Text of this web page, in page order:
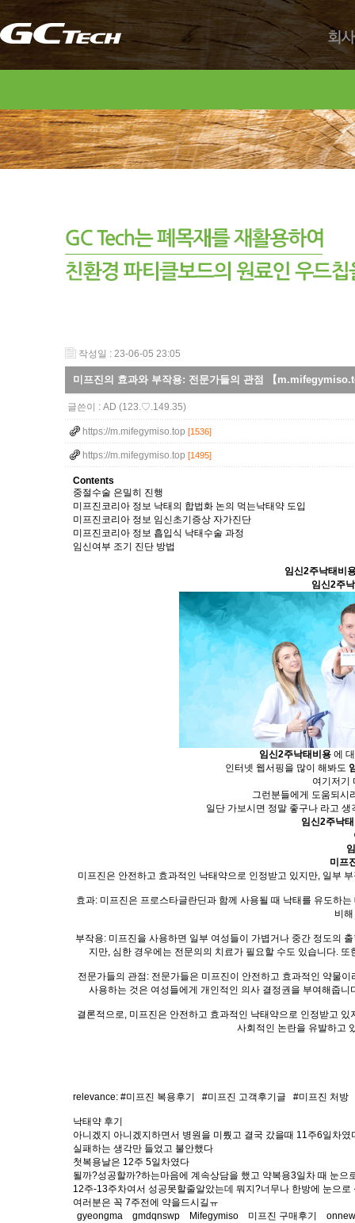
회사
작성일 : 23-06-05 23:05
미프진의 효과와 부작용: 전문가들의 관점 【
글쓴이 : AD (123.♡.149.35)
https://m.mifegymiso.top [1536]
https://m.mifegymiso.top [1495]
Contents
중절수술 은밀히 진행
미프진코리아 정보 낙태의 합법화 논의 먹는낙태약 도입
미프진코리아 정보 임신초기증상 자가진단
미프진코리아 정보 흡입식 낙태수술 과정
임신여부 조기 진단 방법
임신2주낙태비
임신2주
임신2주낙태비용에 대
인터넷 웹서핑을 많이 해봐도
여기저기
그런분들에게 도움되시
일단 가보시면 정말 좋구나 라고
임신2주낙
미프
미프진은 안전하고 효과적인 낙태약으로 인정받고 있지만, 일부
효과: 미프진은 프로스타글란딘과 함께 사용될 때 낙태를 유도하
비
부작용: 미프진을 사용하면 일부 여성들이 가볍거나 중간 정도의
지만, 심한 경우에는 전문의의 치료가 필요할 수도 있습니다.
전문가들의 관점: 전문가들은 미프진이 안전하고 효과적인 약물
사용하는 것은 여성들에게 개인적인 의사 결정권을 부여해줍
결론적으로, 미프진은 안전하고 효과적인 낙태약으로 인정받고
사회적인 논란을 유발하고
relevance: #미프진 복용후기 #미프진 고객후기글 #미프진 처방
낙태약 후기
아니겠지 아니겠지하면서 병원을 미뤘고 결국 갔을때 11주6일차
실패하는 생각만 들었고 불안했다
첫복용날은 12주 5일차였다
될까?성공할까?하는마음에 계속상담을 했고 약복용3일차 때 눈으
12주-13주차여서 성공못할줄알았는데 뭐지?너무나 한방에 눈으로
여러분은 꼭 7주전에 약을드시길ㅠ
gyeongma
gmdqnswp Mifegymiso 미프진 구매후기